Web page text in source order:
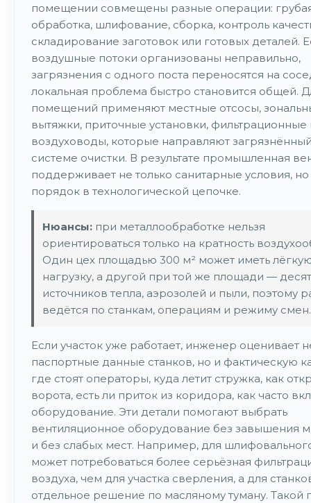
помещении совмещены разные операции:
обработка, шлифование, сборка, контроль
складирование заготовок или готовых деталей.
воздушные потоки организованы неправильно,
загрязнения с одного поста переносятся на
локальная проблема быстро становится общей.
помещений применяют местные отсосы,
вытяжки, приточные установки,
воздуховоды, которые направляют
системе очистки. В результате промышленная
поддерживает не только санитарные условия, но
порядок в технологической цепочке.
Нюансы: при металлообработке нельзя
ориентироваться только на кратность
Один цех площадью 300 м² может иметь
нагрузку, а другой при той же площади —
источников тепла, аэрозолей и пыли, поэтому
ведётся по станкам, операциям и режиму смен.
Если участок уже работает, инженер оценивает
паспортные данные станков, но и фактическую
где стоят операторы, куда летит стружка, как
ворота, есть ли приток из коридора, как часто
оборудование. Эти детали помогают выбрать
вентиляционное оборудование без завышения
и без слабых мест. Например, для
может потребоваться более серьёзная
воздуха, чем для участка сверления, а для
отдельное решение по масляному туману. Такой